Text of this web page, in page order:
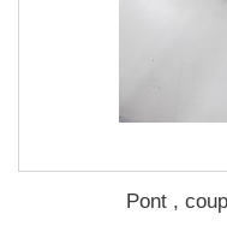
Pont ,